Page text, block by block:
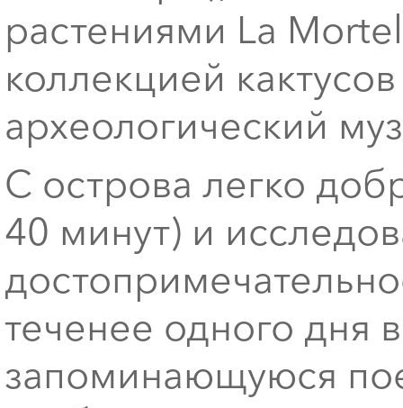
растениями La
коллекцией
археологический
С острова легко
40 минут) и
теченее одного дня
запоминающуюся